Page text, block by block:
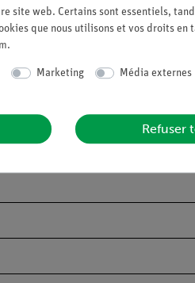
boîtier G1
boîtier G1
site web. Certains sont essentiels,
que nous utilisons et vos droits
.
Marketing Média externes
Refuser